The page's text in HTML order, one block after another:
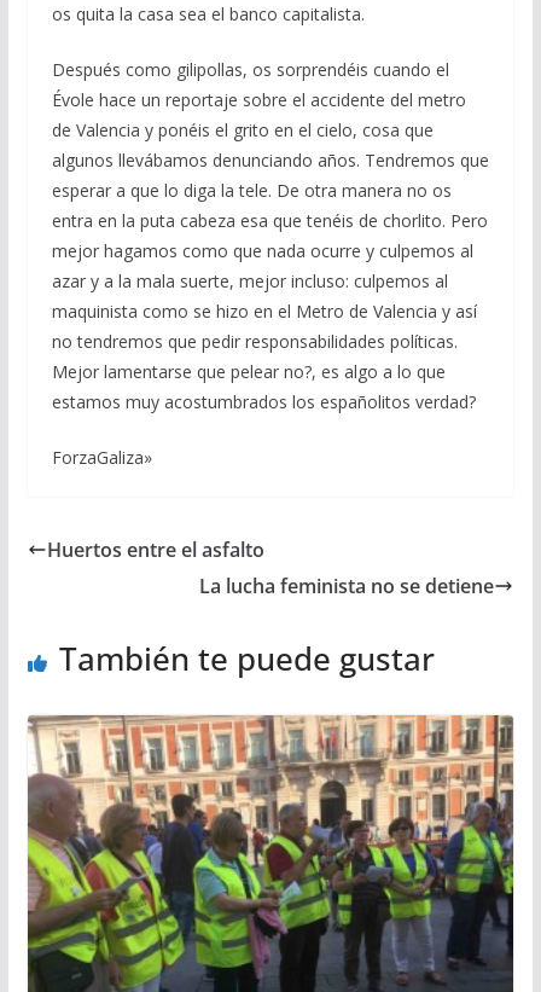
os quita la casa sea el banco capitalista.
Después como gilipollas, os sorprendéis cuando el
Évole hace un reportaje sobre el accidente del metro
de Valencia y ponéis el grito en el cielo, cosa que
algunos llevábamos denunciando años. Tendremos que
esperar a que lo diga la tele. De otra manera no os
entra en la puta cabeza esa que tenéis de chorlito. Pero
mejor hagamos como que nada ocurre y culpemos al
azar y a la mala suerte, mejor incluso: culpemos al
maquinista como se hizo en el Metro de Valencia y así
no tendremos que pedir responsabilidades políticas.
Mejor lamentarse que pelear no?, es algo a lo que
estamos muy acostumbrados los españolitos verdad?
ForzaGaliza»
Huertos entre el asfalto
La lucha feminista no se detiene
También te puede gustar